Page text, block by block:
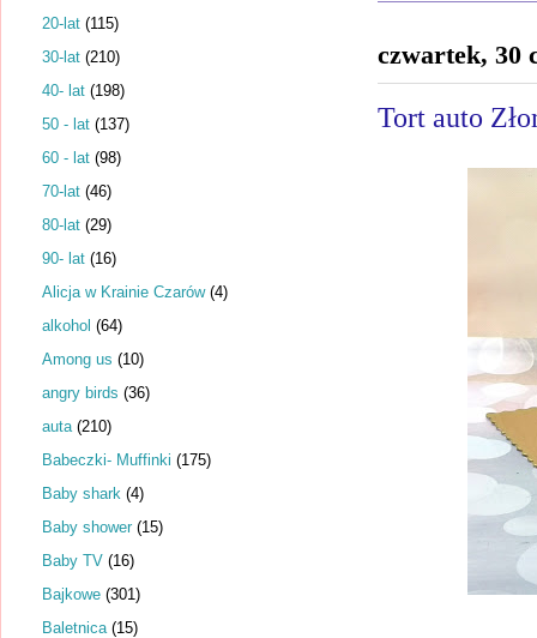
czwartek, 30
Tort auto
20-lat (115)
30-lat (210)
40- lat (198)
50 - lat (137)
60 - lat (98)
70-lat (46)
80-lat (29)
90- lat (16)
Alicja w Krainie Czarów (4)
alkohol (64)
Among us (10)
angry birds (36)
auta (210)
Babeczki- Muffinki (175)
Baby shark (4)
Baby shower (15)
Baby TV (16)
Bajkowe (301)
Baletnica (15)